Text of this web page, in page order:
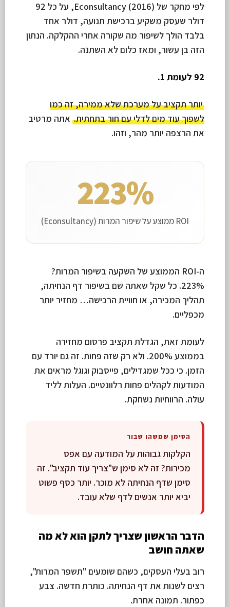
לפי מחקר של Econsultancy (2016), על כל 92
דולר שעסק משקיע ברכישת תנועה, דולר אחד
בלבד הולך לשיפור מה שקורה אחרי ההקלקה. הנתון
הזה בן עשור, ומאז כלום לא השתנה.
92 לעומת 1.
יותר תקציב על מערכת שלא ממירה, זה כמו
לשפוך עוד מים לדלי עם חור בתחתית. אתה מרטיב
את הרצפה יותר מהר, וזהו.
223%
ROI ממוצע על שיפור המרות (Econsultancy)
ה-ROI הממוצע של השקעה בשיפור המרות?
223%. כל שקל שאתה שם בשיפור דף הנחיתה,
תהליך המכירה, או חוויית הרכישה… מחזיר יותר
מכפליים.
לעומת זאת, הגדלת תקציב פרסום מחזירה
בממוצע 200%. ולא רק שזה פחות. זה גם יורד עם
הזמן. כי ככל שמגדילים, פייסבוק וגוגל מראים את
המודעות לקהלים פחות רלוונטיים. העלות לליד
עולה. הרווחיות נשחקת.
הסימן שמשהו שבור
הקלקות גבוהות על המודעה עם אפס
מכירות? זה לא סימן ש"צריך עוד תקציב". זה
סימן שדף הנחיתה לא מוכר. יותר כסף פשוט
יביא יותר אנשים לדף שלא עובד.
הדבר הראשון שצריך לתקן הוא לא מה
שאתה חושב
רוב בעלי העסקים, כשהם שומעים "תשפר המרות",
רצים לשנות את דף הנחיתה. כותרת חדשה. צבע
כפתור. תמונה אחרת.